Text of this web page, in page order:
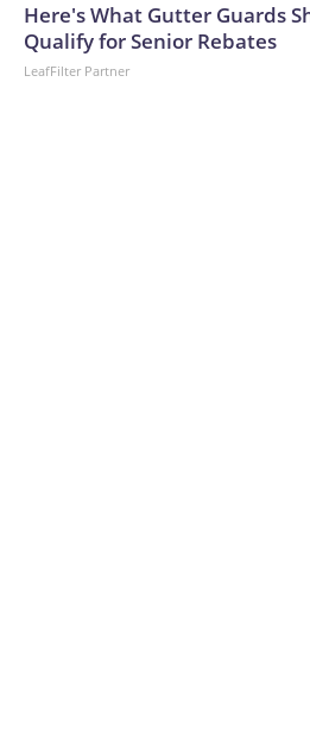
Here's What Gutter Guards
Qualify for Senior Rebates
LeafFilter Partner